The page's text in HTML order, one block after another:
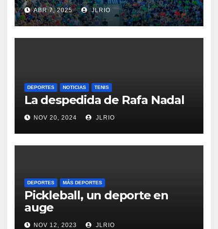
ABR 7, 2025 JLRIO
DEPORTES NOTICIAS TENIS
La despedida de Rafa Nadal
NOV 20, 2024 JLRIO
DEPORTES MÁS DEPORTES
Pickleball, un deporte en
auge
NOV 12, 2023 JLRIO